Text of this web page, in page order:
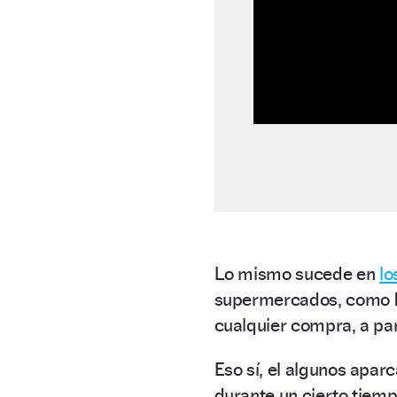
Lo mismo sucede en
supermercados, como
cualquier compra, a
Eso sí, el algunos